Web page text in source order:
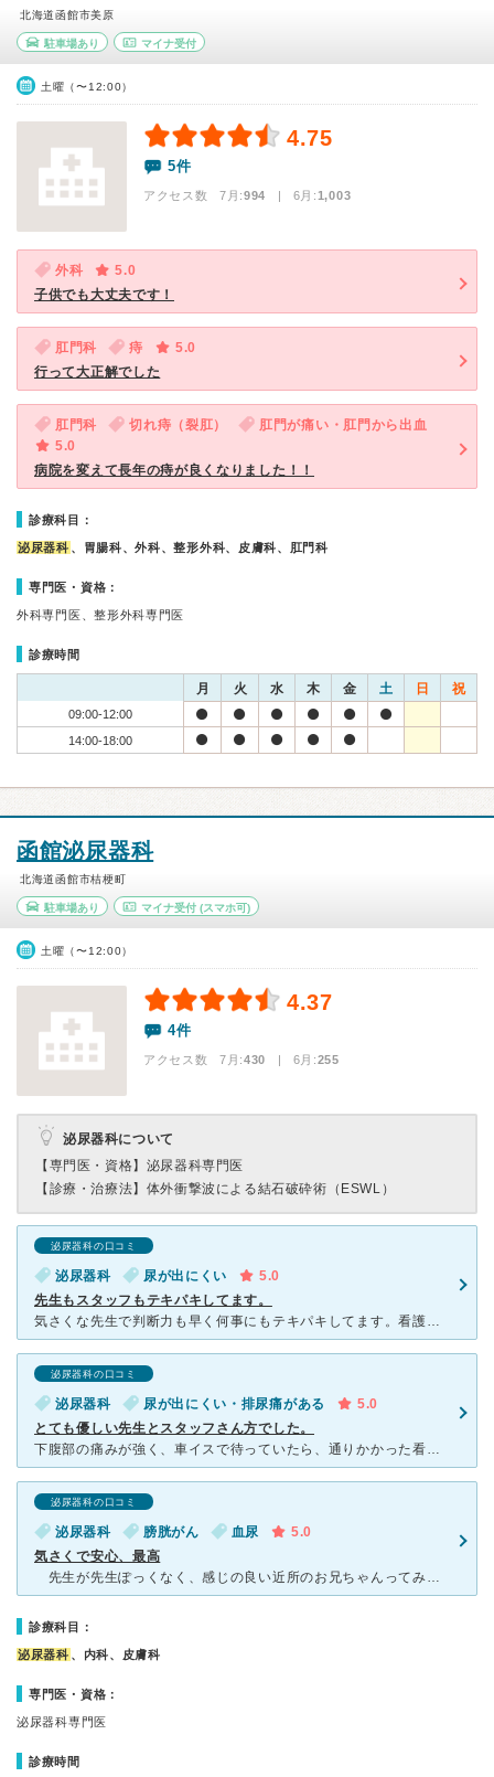
北海道函館市美原
駐車場あり マイナ受付
土曜（〜12:00）
4.75
5件
アクセス数 7月:994 | 6月:1,003
外科
5.0
子供でも大丈夫です！
肛門科 痔
5.0
行って大正解でした
肛門科 切れ痔（裂肛）
肛門が痛い・肛門から出血
5.0
病院を変えて長年の痔が良くなりました！！
診療科目：
泌尿器科 、胃腸科、外科、整形外科、皮膚科、肛門科
専門医・資格：
外科専門医、整形外科専門医
診療時間
月 火 水 木 金 土 日 祝
09:00-12:00
14:00-18:00
函館泌尿器科
北海道函館市桔梗町
駐車場あり マイナ受付(スマホ可)
土曜（〜12:00）
4.37
4件
アクセス数 7月:430 | 6月:255
泌尿器科について
【専門医・資格】 泌尿器科専門医
【診療・治療法】 体外衝撃波による結石破砕術（ESWL）
泌尿器科の口コミ
泌尿器科 尿が出にくい
5.0
先生もスタッフもテキパキしてます。
気さくな先生で判断力も早く何事にもテキパキしてます。看護師さん達も先生が仕事をしやすいようにテキパキと準備をしてます。 管の交換は痛いのですが、ベットに寝て待ってる間看護師さんが話しかけてくれて緊張
泌尿器科の口コミ
泌尿器科 尿が出にくい・排尿痛がある
5.0
とても優しい先生とスタッフさん方でした。
下腹部の痛みが強く、車イスで待っていたら、通りかかった看護師さんが気が付いて下さり、処置室で寝かせて頂きました。 痛みが落ち着くまで、一生懸命色々処置して下さりありがたかったです。先生は気さくで優し
泌尿器科の口コミ
泌尿器科 膀胱がん 血尿
5.0
気さくで安心、最高
先生が先生ぽっくなく、感じの良い近所のお兄ちゃんってみたいで何でも安心して相談出来ます。 それなのに腕前は指導医なので凄いですね。 看護士さん皆も好感度最高です。今までかかった病院では経験した
診療科目：
泌尿器科 、内科、皮膚科
専門医・資格：
泌尿器科専門医
診療時間